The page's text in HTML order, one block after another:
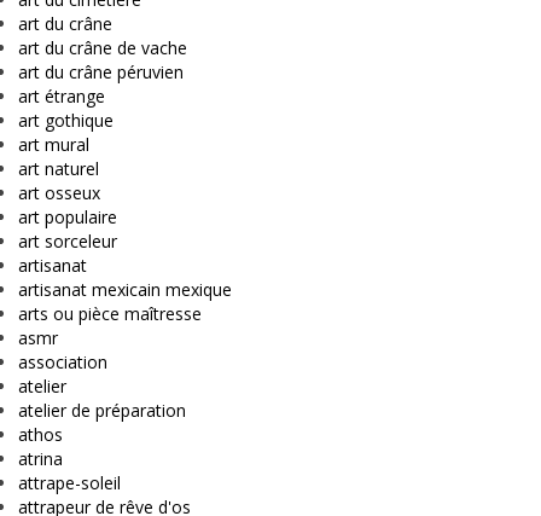
art du crâne
art du crâne de vache
art du crâne péruvien
art étrange
art gothique
art mural
art naturel
art osseux
art populaire
art sorceleur
artisanat
artisanat mexicain mexique
arts ou pièce maîtresse
asmr
association
atelier
atelier de préparation
athos
atrina
attrape-soleil
attrapeur de rêve d'os